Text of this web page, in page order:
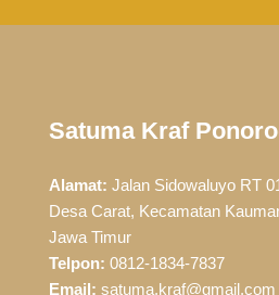
Satuma Kraf
Alamat: Jalan Sidowaluyo RT
Desa Carat, Kecamatan
Jawa Timur
Telpon: 0812-1834-7837
Email: satuma.kraf@gmail.com